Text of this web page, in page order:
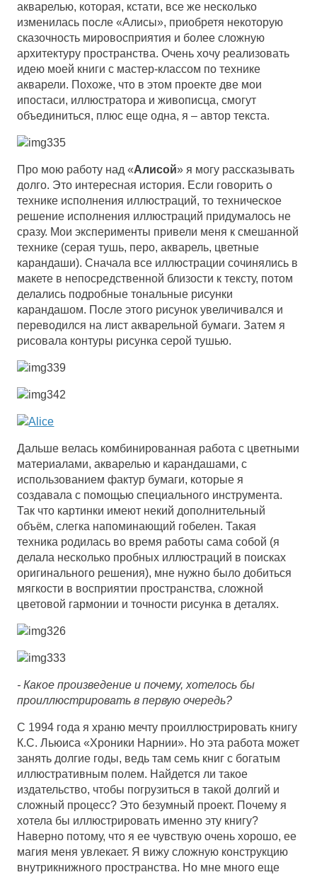
акварелью, которая, кстати, все же несколько
изменилась после «Алисы», приобретя некоторую
сказочность мировосприятия и более сложную
архитектуру пространства. Очень хочу реализовать
идею моей книги с мастер-классом по технике
акварели. Похоже, что в этом проекте две мои
ипостаси, иллюстратора и живописца, смогут
объединиться, плюс еще одна, я – автор текста.
Про мою работу над «Алисой» я могу рассказывать
долго. Это интересная история. Если говорить о
технике исполнения иллюстраций, то техническое
решение исполнения иллюстраций придумалось не
сразу. Мои эксперименты привели меня к смешанной
технике (серая тушь, перо, акварель, цветные
карандаши). Сначала все иллюстрации сочинялись в
макете в непосредственной близости к тексту, потом
делались подробные тональные рисунки
карандашом. После этого рисунок увеличивался и
переводился на лист акварельной бумаги. Затем я
рисовала контуры рисунка серой тушью.
Дальше велась комбинированная работа с цветными
материалами, акварелью и карандашами, с
использованием фактур бумаги, которые я
создавала с помощью специального инструмента.
Так что картинки имеют некий дополнительный
объём, слегка напоминающий гобелен. Такая
техника родилась во время работы сама собой (я
делала несколько пробных иллюстраций в поисках
оригинального решения), мне нужно было добиться
мягкости в восприятии пространства, сложной
цветовой гармонии и точности рисунка в деталях.
- Какое произведение и почему, хотелось бы
проиллюстрировать в первую очередь?
С 1994 года я храню мечту проиллюстрировать книгу
К.С. Льюиса «Хроники Нарнии». Но эта работа может
занять долгие годы, ведь там семь книг с богатым
иллюстративным полем. Найдется ли такое
издательство, чтобы погрузиться в такой долгий и
сложный процесс? Это безумный проект. Почему я
хотела бы иллюстрировать именно эту книгу?
Наверно потому, что я ее чувствую очень хорошо, ее
магия меня увлекает. Я вижу сложную конструкцию
внутрикнижного пространства. Но мне много еще